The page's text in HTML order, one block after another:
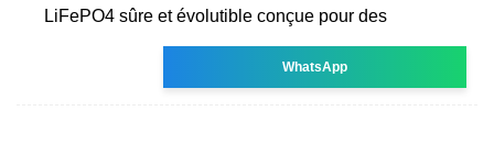
LiFePO4 sûre et évolutible conçue pour des
WhatsApp